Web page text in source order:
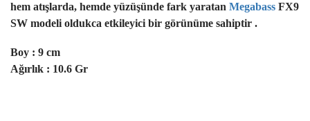
hem atışlarda, hemde yüzüşünde fark yaratan Megabass FX9
SW modeli oldukca etkileyici bir görünüme sahiptir .
Boy : 9 cm
Ağırlık : 10.6 Gr